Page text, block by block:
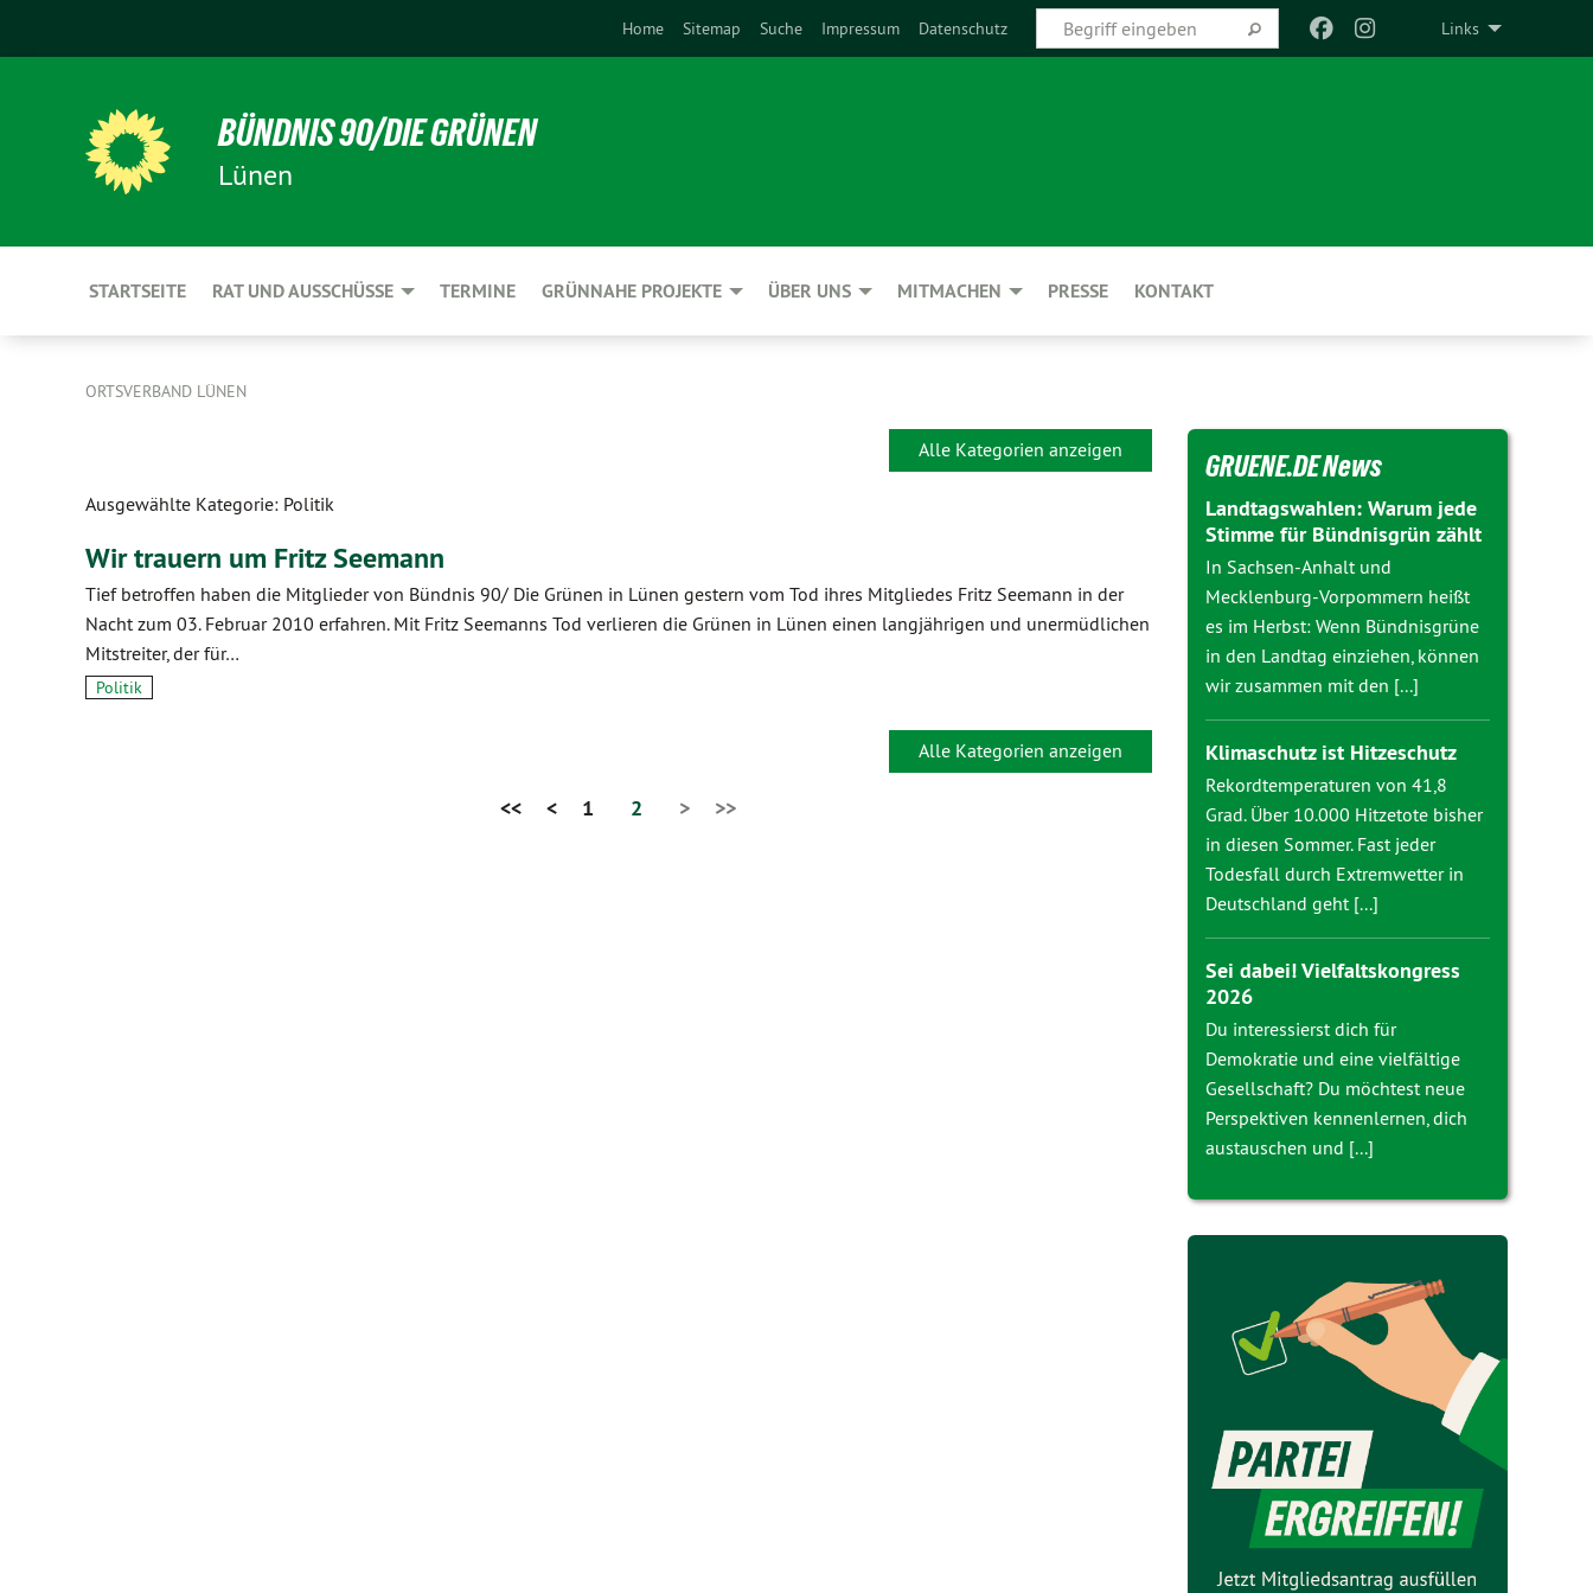
Links
Home Sitemap Suche Impressum Datenschutz
BÜNDNIS 90/DIE GRÜNEN
Lünen
STARTSEITE RAT UND AUSSCHÜSSE TERMINE GRÜNNAHE PROJEKTE ÜBER UNS MITMACHEN PRESSE KONTAKT
ORTSVERBAND LÜNEN
Alle Kategorien anzeigen
Ausgewählte Kategorie: Politik
Wir trauern um Fritz Seemann
Tief betroffen haben die Mitglieder von Bündnis 90/ Die Grünen in Lünen gestern vom Tod ihres Mitgliedes Fritz Seemann in der
Nacht zum 03. Februar 2010 erfahren. Mit Fritz Seemanns Tod verlieren die Grünen in Lünen einen langjährigen und unermüdlichen
Mitstreiter, der für…
Politik
Alle Kategorien anzeigen
<< < 1 2 > >>
GRUENE.DE News
Landtagswahlen: Warum jede
Stimme für Bündnisgrün zählt
In Sachsen-Anhalt und
Mecklenburg-Vorpommern heißt
es im Herbst: Wenn Bündnisgrüne
in den Landtag einziehen, können
wir zusammen mit den [...]
Klimaschutz ist Hitzeschutz
Rekordtemperaturen von 41,8
Grad. Über 10.000 Hitzetote bisher
in diesen Sommer. Fast jeder
Todesfall durch Extremwetter in
Deutschland geht [...]
Sei dabei! Vielfaltskongress
2026
Du interessierst dich für
Demokratie und eine vielfältige
Gesellschaft? Du möchtest neue
Perspektiven kennenlernen, dich
austauschen und [...]